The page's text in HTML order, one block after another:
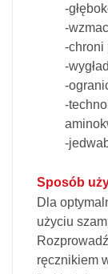
-
-
-chroni
-
-
-
-
Sposób
Dla
użyciu
ręcznikiem